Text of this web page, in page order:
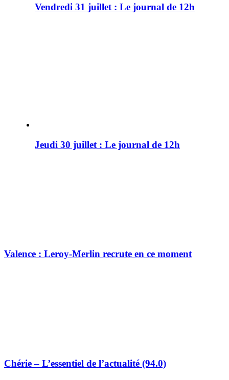
Vendredi 31 juillet : Le journal de 12h
Jeudi 30 juillet : Le journal de 12h
Valence : Leroy-Merlin recrute en ce moment
Chérie – L’essentiel de l’actualité (94.0)